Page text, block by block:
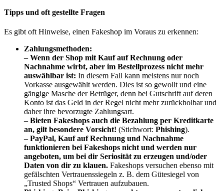
Tipps und oft gestellte Fragen
Es gibt oft Hinweise, einen Fakeshop im Voraus zu erkennen:
Zahlungsmethoden:
– Wenn der Shop mit Kauf auf Rechnung oder
Nachnahme wirbt, aber im Bestellprozess nicht mehr
auswählbar ist: In diesem Fall kann meistens nur noch
Vorkasse ausgewählt werden. Dies ist so gewollt und eine
gängige Masche der Betrüger, denn bei Gutschrift auf deren
Konto ist das Geld in der Regel nicht mehr zurückholbar und
daher ihre bevorzugte Zahlungsart.
– Bieten Fakeshops auch die Bezahlung per Kreditkarte
an, gilt besondere Vorsicht! (Stichwort: Phishing).
– PayPal, Kauf auf Rechnung und Nachnahme
funktionieren bei Fakeshops nicht und werden nur
angeboten, um bei dir Seriosität zu erzeugen und/oder
Daten von dir zu klauen. Fakeshops versuchen ebenso mit
gefälschten Vertrauenssiegeln z. B. dem Gütesiegel von
„Trusted Shops“ Vertrauen aufzubauen.